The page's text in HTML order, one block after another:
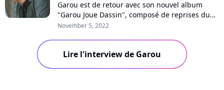
Garou est de retour avec son nouvel album
"Garou Joue Dassin", composé de reprises du
célèbre chanteur disparu. En interview sur
bercé son enfance, nous raconte comment il a
réussi à les revisiter et révèle qu'il a écrit son
prochain album, composé de chans...
November 5, 2022
Lire l'interview de Garou